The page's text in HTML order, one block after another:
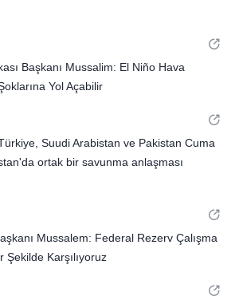
Başkanı Mussalim: El Niño Hava
Yol Açabilir
Suudi Arabistan ve Pakistan Cuma
ortak bir savunma anlaşması
Mussalem: Federal Rezerv Çalışma
Şekilde Karşılıyoruz